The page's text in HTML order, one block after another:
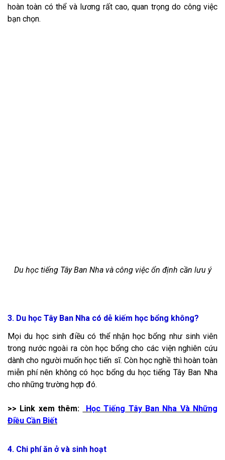
hoàn toàn có thể và lương rất cao, quan trọng do công việc
bạn chọn.
Du học tiếng Tây Ban Nha và công việc ổn định cần lưu ý
3. Du học Tây Ban Nha có dễ kiếm học bổng không?
Mọi du học sinh điều có thể nhận học bổng như sinh viên
trong nước ngoài ra còn học bổng cho các viện nghiên cứu
dành cho người muốn học tiến sĩ. Còn học nghề thì hoàn toàn
miễn phí nên không có học bổng du học tiếng Tây Ban Nha
cho những trường hợp đó.
>> Link xem thêm:
Học Tiếng Tây Ban Nha Và Những
Điều Cần Biết
4. Chi phí ăn ở và sinh hoạt